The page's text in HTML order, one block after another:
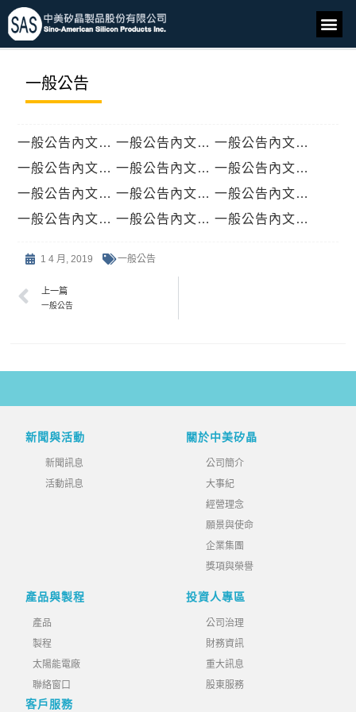
一般公告
一般公告內文… 一般公告內文… 一般公告內文…
一般公告內文… 一般公告內文… 一般公告內文…
一般公告內文… 一般公告內文… 一般公告內文…
一般公告內文… 一般公告內文… 一般公告內文…
1 4 月, 2019 一般公告
上一篇
一般公告
新聞與活動
新聞訊息
活動訊息
關於中美矽晶
公司簡介
大事紀
經營理念
願景與使命
企業集團
獎項與榮譽
產品與製程
產品
製程
太陽能電廠
聯絡窗口
客戶服務
投資人專區
公司治理
財務資訊
重大訊息
股東服務